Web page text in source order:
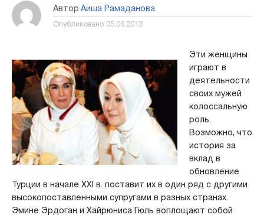
Автор Аиша Рамаданова
Опубликовано 05.06.2013
Эти женщины
играют в
деятельности
своих мужей
колоссальную
роль.
Возможно, что
история за
вклад в
обновление
Турции в начале XXI в. поставит их в один ряд с другими
высокопоставленными супругами в разных странах.
Эмине Эрдоган и Хайрюниса Гюль воплощают собой